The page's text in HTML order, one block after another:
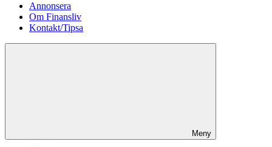
Annonsera
Om Finansliv
Kontakt/Tipsa
Meny